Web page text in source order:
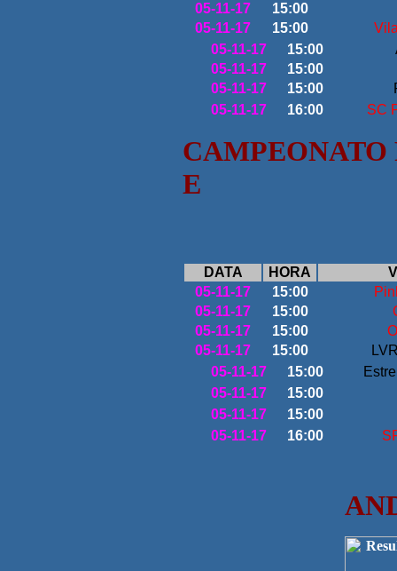
05-11-17
15:00
05-11-17
15:00
05-11-17
15:00
05-11-17
15:00
05-11-17
15:00
05-11-17
16:00 SC
E
DATA HORA
05-11-17
15:00
05-11-17
15:00
05-11-17
15:00
05-11-17
15:00
05-11-17
15:00
05-11-17
15:00
05-11-17
15:00
05-11-17
16:00